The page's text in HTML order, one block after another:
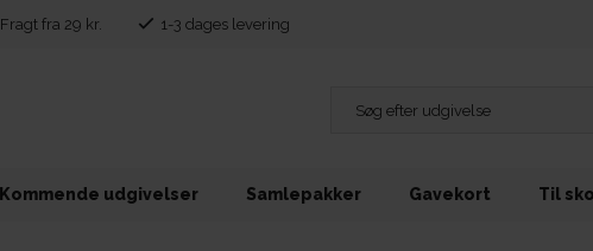
Fragt fra 29 kr. 1-3 dages levering
Kommende udgivelser Samlepakker Gavekort Til